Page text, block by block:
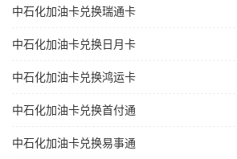
中石化加油卡兑换瑞通卡
中石化加油卡兑换日月卡
中石化加油卡兑换鸿运卡
中石化加油卡兑换首付通
中石化加油卡兑换易事通